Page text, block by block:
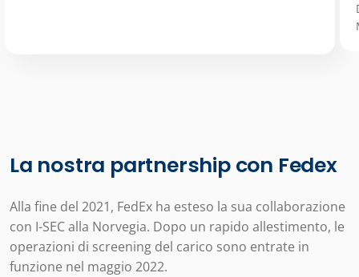
La nostra partnership con Fedex
Alla fine del 2021, FedEx ha esteso la sua collaborazione
con I-SEC alla Norvegia. Dopo un rapido allestimento, le
operazioni di screening del carico sono entrate in
funzione nel maggio 2022.